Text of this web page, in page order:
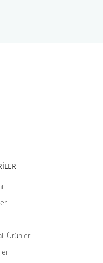
Paris 13944
Ürünler